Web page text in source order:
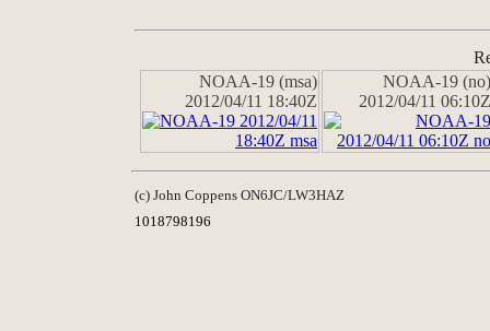
NOAA-19 (msa)
2012/04/11 18:40Z
NOAA-19 (no)
2012/04/11 06:10Z
(c) John Coppens ON6JC/LW3HAZ
1018798196